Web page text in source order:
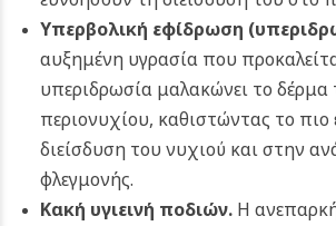
Υπερβολική εφίδρωση
αυξημένη υγρασία που
υπεριδρωσία μαλακώνει το δέρμα
περιονυχίου, καθιστώντας το
διείσδυση του νυχιού και στην
φλεγμονής.
Κακή υγιεινή ποδιών.Η